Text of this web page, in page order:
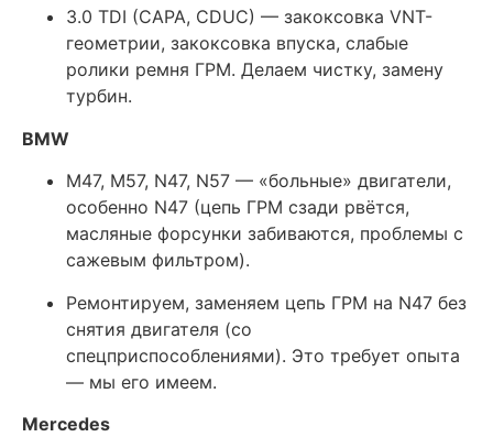
3.0 TDI (CAPA, CDUC) — закоксовка VNT-
геометрии, закоксовка впуска, слабые
ролики ремня ГРМ. Делаем чистку, замену
турбин.
BMW
M47, M57, N47, N57 — «больные» двигатели,
особенно N47 (цепь ГРМ сзади рвётся,
масляные форсунки забиваются, проблемы с
сажевым фильтром).
Ремонтируем, заменяем цепь ГРМ на N47 без
снятия двигателя (со
спецприспособлениями). Это требует опыта
— мы его имеем.
Mercedes